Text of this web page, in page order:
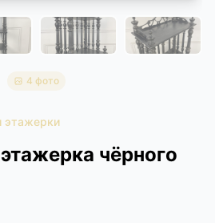
4 фото
этажерки
чёрного